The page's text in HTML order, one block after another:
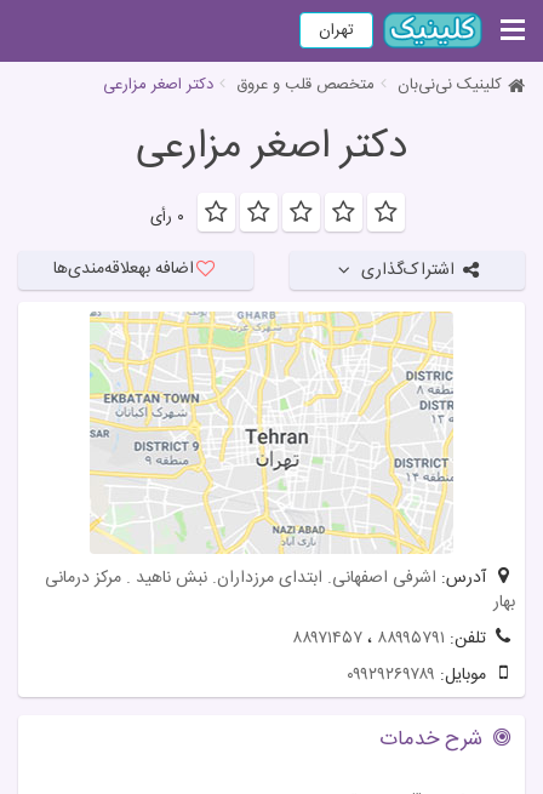
تهران
کلینیک نی‌نی‌بان متخصص قلب و عروق دکتر اصغر مزارعی
دکتر اصغر مزارعی
۰ رأی
اشتراک‌گذاری اضافه بهعلاقه‌مندی‌ها
آدرس: اشرفی اصفهانی. ابتدای مرزداران. نبش ناهید . مرکز درمانی
بهار
تلفن: ۸۸۹۹۵۷۹۱ ،۸۸۹۷۱۴۵۷
موبایل: ۰۹۹۲۹۲۶۹۷۸۹
شرح خدمات